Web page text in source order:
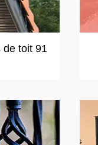
de toit 91